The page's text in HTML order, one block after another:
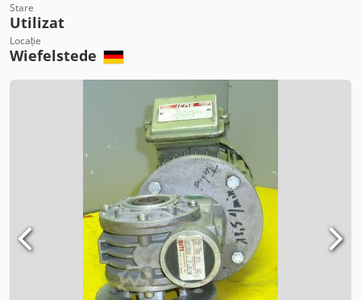
Stare
Utilizat
Locație
Wiefelstede